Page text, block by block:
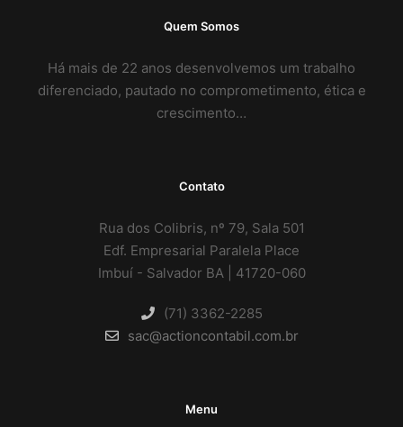
Quem Somos
Há mais de 22 anos desenvolvemos um trabalho
diferenciado, pautado no comprometimento, ética e
crescimento…
Contato
Rua dos Colibris, nº 79, Sala 501
Edf. Empresarial Paralela Place
Imbuí - Salvador BA | 41720-060
(71) 3362-2285
sac@actioncontabil.com.br
Menu